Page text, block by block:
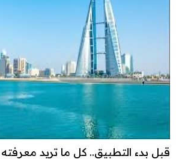
قبل بدء التطبيق.. كل ما تريد